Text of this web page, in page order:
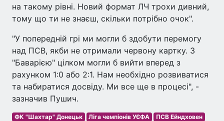
на такому рівні. Новий формат ЛЧ трохи дивний,
тому що ти не знаєш, скільки потрібно очок".
"У попередній грі ми могли б здобути перемогу
над ПСВ, якби не отримали червону картку. З
"Баварією" цілком могли б вийти вперед з
рахунком 1:0 або 2:1. Нам необхідно розвиватися
та набиратися досвіду. Ми все ще в процесі", -
зазначив Пушич.
ФК "Шахтар" Донецьк Ліга чемпіонів УЄФА
ПСВ Ейндховен